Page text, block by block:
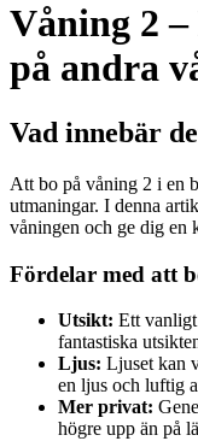
Våning 2
på andra
Vad innebär
Att bo på våning 2 i en
utmaningar. I denna
våningen och ge dig en
Fördelar med att
Utsikt: Ett
fantastiska
Ljus: Ljuset kan
en ljus och luftig
Mer privat:
högre upp än på